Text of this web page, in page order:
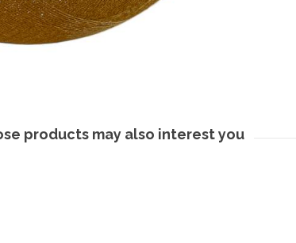
products may also interest you